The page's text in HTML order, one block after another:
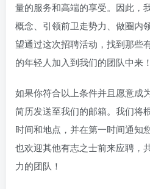
量的服务和高端的享受。因此，
概念、引领前卫走势力、做圈内
望通过这次招聘活动，找到那些
的年轻人加入到我们的团队中来！
如果你符合以上条件并且愿意成
简历发送至我们的邮箱。我们将
时间和地点，并在第一时间通知
也欢迎其他有志之士前来应聘，
力的团队！